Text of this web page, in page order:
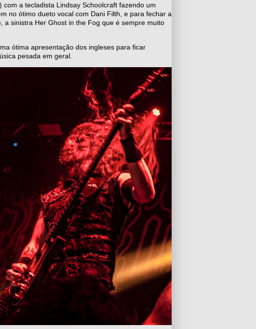
a tecladista Lindsay Schoolcraft fazendo um
no ótimo dueto vocal com Dani Filth, e para fechar a
sinistra Her Ghost in the Fog que é sempre muito
ótima apresentação dos ingleses para ficar
pesada em geral.